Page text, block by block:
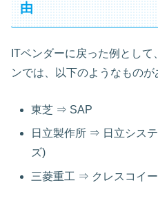
由
ITベンダーに戻った例とし
ンでは、以下のようなものが
東芝 ⇒ SAP
日立製作所 ⇒ 日立シス
ズ)
三菱重工 ⇒ クレスコイ